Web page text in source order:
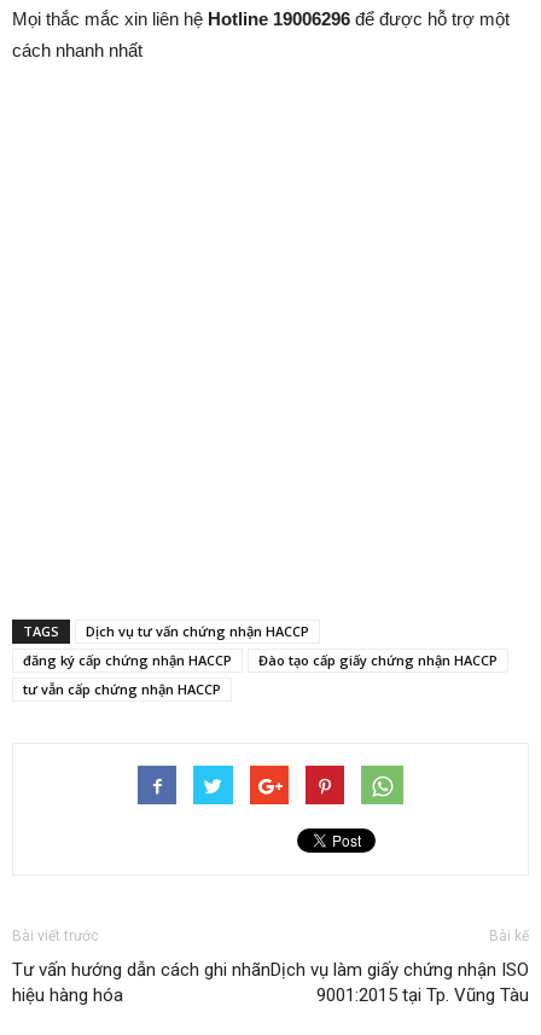
Mọi thắc mắc xin liên hệ Hotline 19006296 để được hỗ trợ một
cách nhanh nhất
TAGS
Dịch vụ tư vấn chứng nhận HACCP
đăng ký cấp chứng nhận HACCP
Đào tạo cấp giấy chứng nhận HACCP
tư vẫn cấp chứng nhận HACCP
Bài viết trước
Tư vấn hướng dẫn cách ghi nhãn
hiệu hàng hóa
Bài kế
Dịch vụ làm giấy chứng nhận ISO
9001:2015 tại Tp. Vũng Tàu